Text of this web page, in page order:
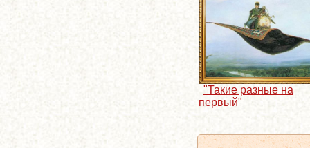
"Такие разные на
первый"